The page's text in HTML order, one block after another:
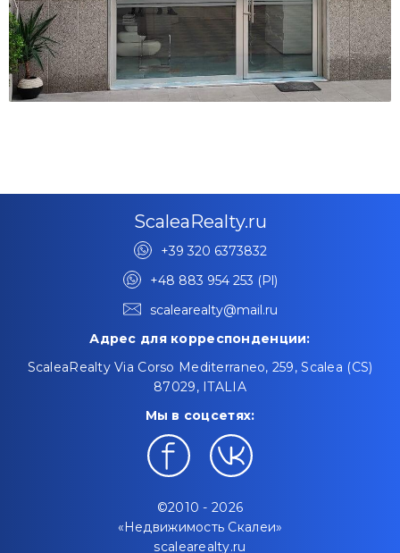
ScaleaRealty.ru
+39 320 6373832
+48 883 954 253 (Pl)
scalearealty@mail.ru
Адрес для корреспонденции:
ScaleaRealty Via Corso Mediterraneo, 259, Scalea (CS)
87029, ITALIA
Мы в соцсетях:
©2010 - 2026
«Недвижимость Скалеи»
scalearealty.ru